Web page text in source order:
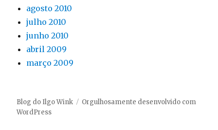
agosto 2010
julho 2010
junho 2010
abril 2009
março 2009
Blog do Ilgo Wink
Orgulhosamente desenvolvido com
WordPress